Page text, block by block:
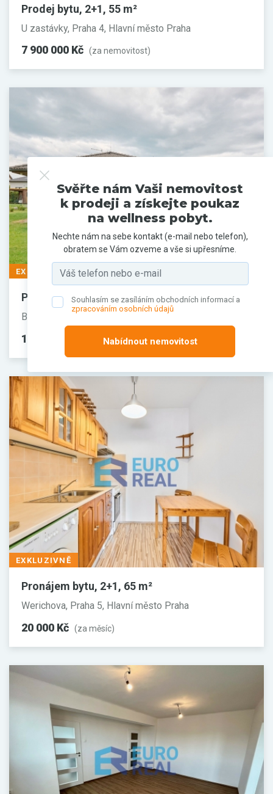
Prodej bytu, 2+1, 55 m²
U zastávky, Praha 4, Hlavní město Praha
7 900 000 Kč (za nemovitost)
EXKLUZIVNĚ
Prodej domu, 125 m²
Bavoryně, Beroun
12 200 000 Kč (za nemovitost)
EXKLUZIVNĚ
Pronájem bytu, 2+1, 65 m²
Werichova, Praha 5, Hlavní město Praha
20 000 Kč (za měsíc)
Svěřte nám Vaši nemovitost
k prodeji a získejte poukaz
na wellness pobyt.
Nechte nám na sebe kontakt (e-mail nebo telefon),
obratem se Vám ozveme a vše si upřesníme.
Souhlasím se zasíláním obchodních informací a
zpracováním osobních údajů
Nabídnout nemovitost